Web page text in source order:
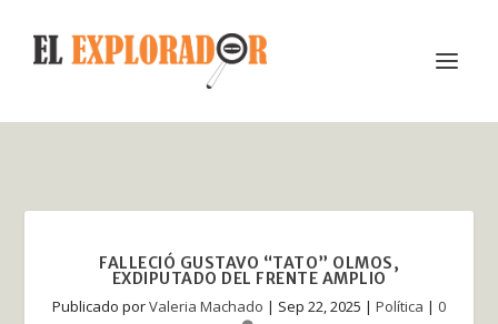
FALLECIÓ GUSTAVO “TATO” OLMOS,
EXDIPUTADO DEL FRENTE AMPLIO
Publicado porValeria Machado | Sep 22, 2025 | Política | 0